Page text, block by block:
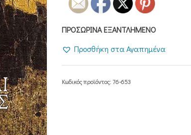
ΠΡΟΣΩΡΙΝΑ ΕΞΑΝΤΛΗΜΕΝΟ
Προσθήκη στα Αγαπημένα
Κωδικός προϊόντος:76-653